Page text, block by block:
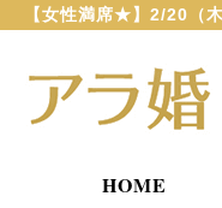
【女性満席★】2/20（
HOME